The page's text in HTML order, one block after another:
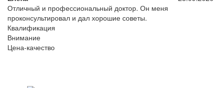
Отличный и профессиональный доктор. Он меня
проконсультировал и дал хорошие советы.
Квалификация
Внимание
Цена-качество